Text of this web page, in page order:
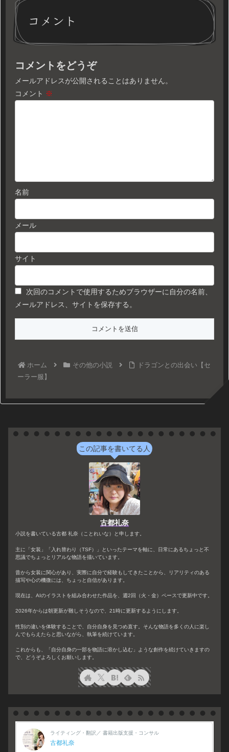
コメント
コメントをどうぞ
メールアドレスが公開されることはありません。
コメント ※
名前
メール
サイト
次回のコメントで使用するためブラウザーに自分の名前、
メールアドレス、サイトを保存する。
ホーム その他の小説
ドラゴンとの出会い【セ
ーラー服】
この記事を書いてる人
古都礼奈
小説を書いている古都 礼奈（ことれいな）と申します。
主に「女装」「入れ替わり（TSF）」といったテーマを軸に、日常にあるちょっと不
思議でちょっとリアルな物語を描いています。
昔から女装に関心があり、実際に自分で経験もしてきたことから、リアリティのある
描写や心の機微には、ちょっと自信があります。
現在は、AIのイラストを組み合わせた作品を、週2回（火・金）ペースで更新中です。
2026年からは朝更新が難しそうなので、21時に更新するようにします。
性別の違いを体験することで、自分自身を見つめ直す。そんな物語を多くの人に楽し
んでもらえたらと思いながら、執筆を続けています。
これからも、「自分自身の一部を物語に溶かし込む」ような創作を続けていきますの
で、どうぞよろしくお願いします。